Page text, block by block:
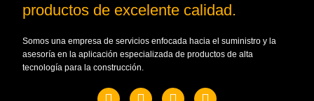
productos de excelente calidad.
Somos una empresa de servicios enfocada hacia el suministro y la
asesoría en la aplicación especializada de productos de alta
tecnología para la construcción.
F
W
Y
E